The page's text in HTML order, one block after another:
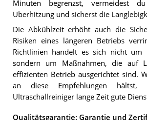
Minuten begrenzst, vermeidest
Überhitzung und sicherst die
Die Abkühlzeit erhöht auch die
Risiken eines längeren Betriebs
Richtlinien handelt es sich nicht um
sondern um Maßnahmen, die auf
effizienten Betrieb ausgerichtet sind.
an diese Empfehlungen
Ultraschallreiniger lange Zeit gute
Qualitätsgarantie: Garantie und